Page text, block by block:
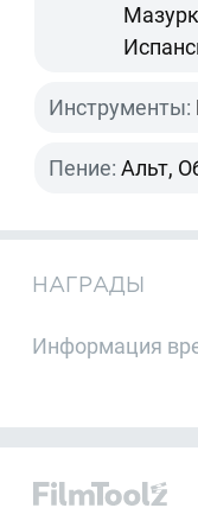
Инструменты:
Пение: Альт,
НАГРАДЫ
Информация